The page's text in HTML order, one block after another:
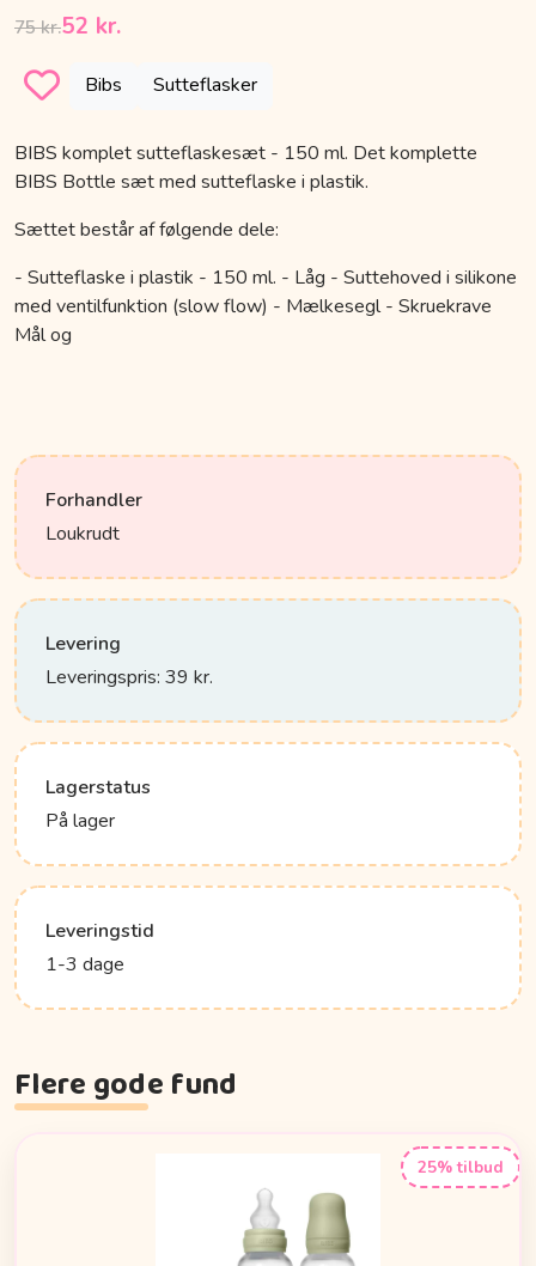
75 kr.52 kr.
Bibs Sutteflasker
BIBS komplet sutteflaskesæt - 150 ml. Det komplette
BIBS Bottle sæt med sutteflaske i plastik.
Sættet består af følgende dele:
- Sutteflaske i plastik - 150 ml. - Låg - Suttehoved i silikone
med ventilfunktion (slow flow) - Mælkesegl - Skruekrave
Mål og
Forhandler
Loukrudt
Levering
Leveringspris: 39 kr.
Lagerstatus
På lager
Leveringstid
1-3 dage
Flere gode fund
25% tilbud